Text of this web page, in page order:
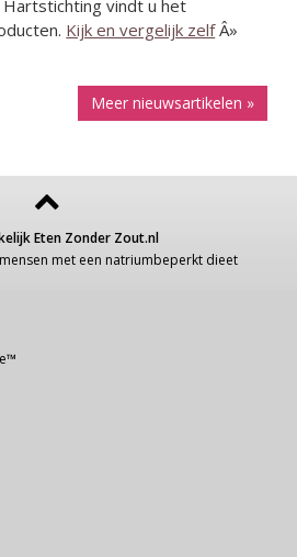
vindt u het
Kijk en vergelijk zelfÂ»
Meer nieuwsartikelen »
Eten Zonder Zout.nl
mensen met een natriumbeperkt dieet
™